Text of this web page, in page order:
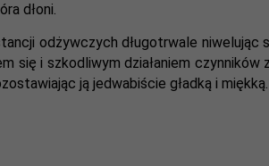
dłoni.
odżywczych długotrwale
się i szkodliwym działaniem
ją jedwabiście gładką i miękką.